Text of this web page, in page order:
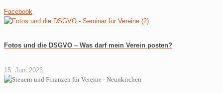
Facebook
Fotos und die DSGVO – Was darf mein Verein posten?
15. Juni 2023